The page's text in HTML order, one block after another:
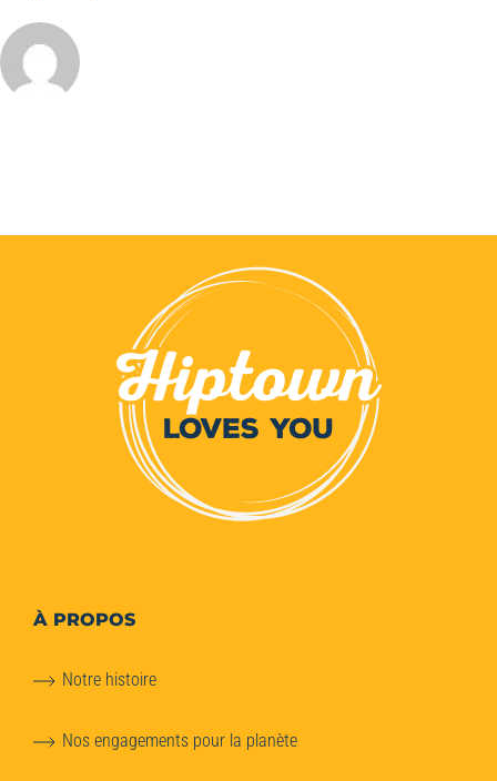
À PROPOS
Notre histoire
Nos engagements pour la planète